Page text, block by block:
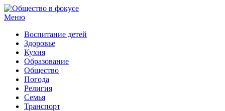
Перейти
к
Меню
Воспитание детей
Здоровье
Кухня
Образование
Общество
Погода
Религия
Семья
Транспорт